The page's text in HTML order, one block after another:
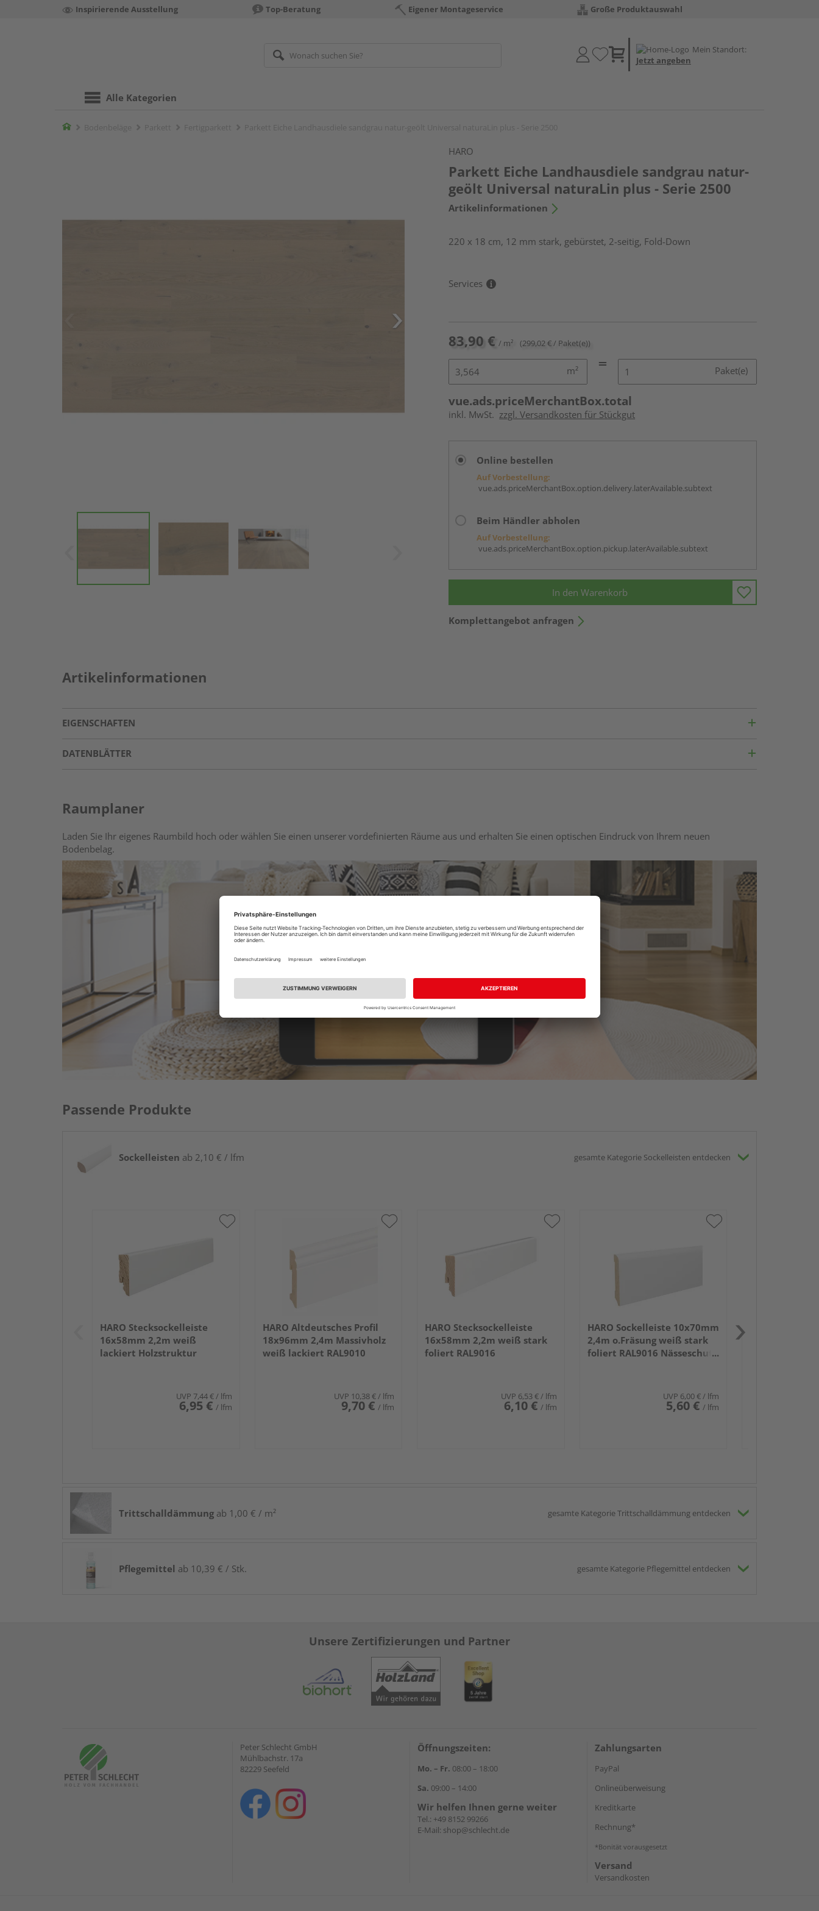
Inspirierende Ausstellung Top-Beratung Eigener Montageservice Große Produktauswahl
Mein Standort:
Jetzt angeben
Alle Kategorien
Home
HARO
Parkett Eiche Landhausdiele sandgrau natur-
geölt Universal naturaLin plus - Serie 2500
Artikelinformationen
220 x 18 cm, 12 mm stark, gebürstet, 2-seitig, Fold-Down
Services
83,90 € / m² (299,02 € / Paket(e))
m² Paket(e)
vue.ads.priceMerchantBox.total
inkl. MwSt. zzgl. Versandkosten für Stückgut
Online bestellen
Auf Vorbestellung:
vue.ads.priceMerchantBox.option.delivery.laterAvailable.subtext
Beim Händler abholen
Auf Vorbestellung:
vue.ads.priceMerchantBox.option.pickup.laterAvailable.subtext
In den Warenkorb
Komplettangebot anfragen
Artikelinformationen
EIGENSCHAFTEN
DATENBLÄTTER
Raumplaner
Laden Sie Ihr eigenes Raumbild hoch oder wählen Sie einen unserer vordefinierten Räume aus und erhalten Sie einen optischen Eindruck von Ihrem neuen
Bodenbelag.
Passende Produkte
Sockelleisten ab 2,10 € / lfm gesamte Kategorie Sockelleisten entdecken
HARO Stecksockelleiste
16x58mm 2,2m weiß
lackiert Holzstruktur
UVP 7,44 € / lfm
6,95 € / lfm
HARO Altdeutsches Profil
18x96mm 2,4m Massivholz
weiß lackiert RAL9010
UVP 10,38 € / lfm
9,70 € / lfm
HARO Stecksockelleiste
16x58mm 2,2m weiß stark
foliert RAL9016
UVP 6,53 € / lfm
6,10 € / lfm
HARO Sockelleiste 10x70mm
2,4m o.Fräsung weiß stark
foliert RAL9016 Nässeschutz
UVP 6,00 € / lfm
5,60 € / lfm
Trittschalldämmung ab 1,00 € / m² gesamte Kategorie Trittschalldämmung entdecken
Pflegemittel ab 10,39 € / Stk. gesamte Kategorie Pflegemittel entdecken
Unsere Zertifizierungen und Partner
Peter Schlecht GmbH
Mühlbachstr. 17a
82229 Seefeld
Öffnungszeiten:
Mo. – Fr. 08:00 – 18:00
Sa. 09:00 – 14:00
Wir helfen Ihnen gerne weiter
Tel.: +49 8152 99266
E-Mail: shop@schlecht.de
Zahlungsarten
PayPal
Onlineüberweisung
Kreditkarte
Rechnung*
*Bonität vorausgesetzt
Versand
Versandkosten